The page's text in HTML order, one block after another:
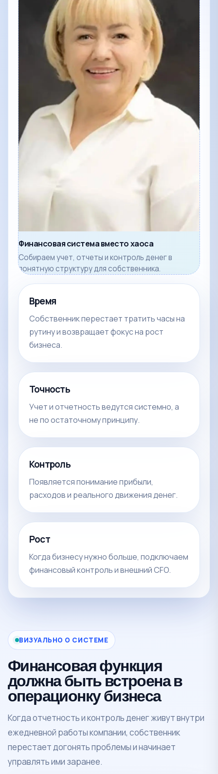
Финансовая система вместо хаоса
Собираем учет, отчеты и контроль денег в
понятную структуру для собственника.
Время
Собственник перестает тратить часы на
рутину и возвращает фокус на рост
бизнеса.
Точность
Учет и отчетность ведутся системно, а
не по остаточному принципу.
Контроль
Появляется понимание прибыли,
расходов и реального движения денег.
Рост
Когда бизнесу нужно больше, подключаем
финансовый контроль и внешний CFO.
ВИЗУАЛЬНО О СИСТЕМЕ
Финансовая функция
должна быть встроена в
операционку бизнеса
Когда отчетность и контроль денег живут внутри
ежедневной работы компании, собственник
перестает догонять проблемы и начинает
управлять ими заранее.